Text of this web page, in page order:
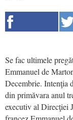
Se fac ultimele
Emmanuel de
Decembrie. Intenţia
din primăvara anul
executiv al Direcţiei